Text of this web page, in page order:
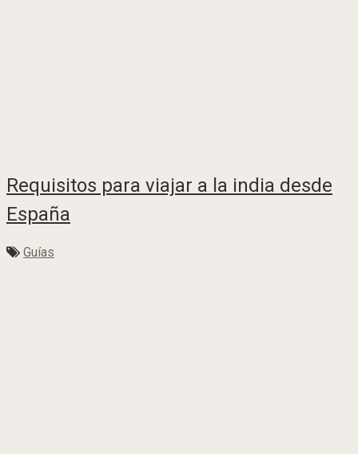
Requisitos para viajar a la india desde
España
Guías